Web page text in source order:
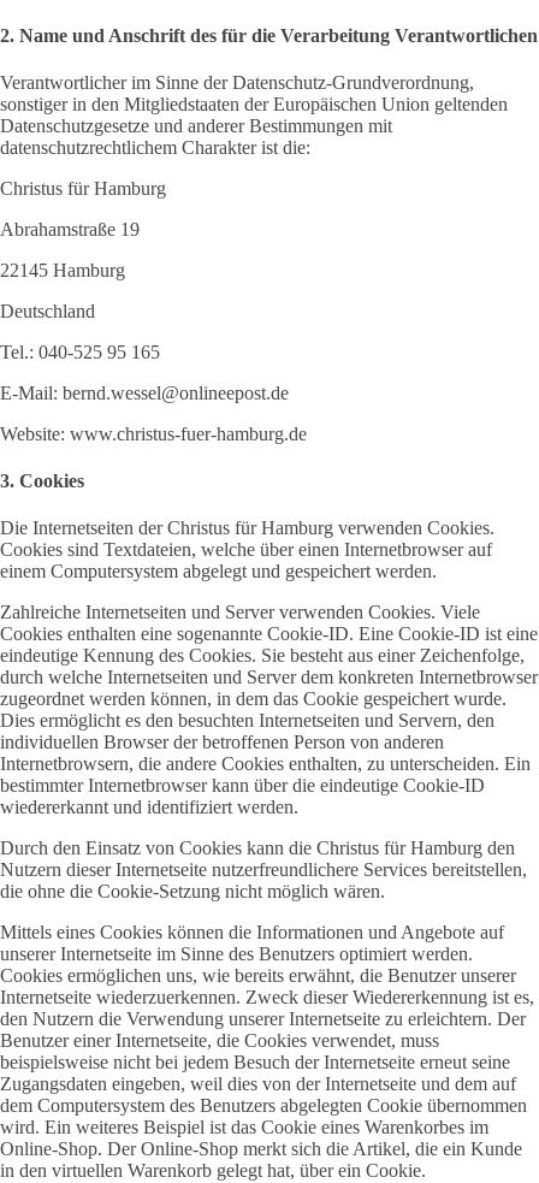
2. Name und Anschrift des für die Verarbeitung Verantwortlichen
Verantwortlicher im Sinne der Datenschutz-Grundverordnung,
sonstiger in den Mitgliedstaaten der Europäischen Union geltenden
Datenschutzgesetze und anderer Bestimmungen mit
datenschutzrechtlichem Charakter ist die:
Christus für Hamburg
Abrahamstraße 19
22145 Hamburg
Deutschland
Tel.: 040-525 95 165
E-Mail: bernd.wessel@onlineepost.de
Website: www.christus-fuer-hamburg.de
3. Cookies
Die Internetseiten der Christus für Hamburg verwenden Cookies.
Cookies sind Textdateien, welche über einen Internetbrowser auf
einem Computersystem abgelegt und gespeichert werden.
Zahlreiche Internetseiten und Server verwenden Cookies. Viele
Cookies enthalten eine sogenannte Cookie-ID. Eine Cookie-ID ist eine
eindeutige Kennung des Cookies. Sie besteht aus einer Zeichenfolge,
durch welche Internetseiten und Server dem konkreten Internetbrowser
zugeordnet werden können, in dem das Cookie gespeichert wurde.
Dies ermöglicht es den besuchten Internetseiten und Servern, den
individuellen Browser der betroffenen Person von anderen
Internetbrowsern, die andere Cookies enthalten, zu unterscheiden. Ein
bestimmter Internetbrowser kann über die eindeutige Cookie-ID
wiedererkannt und identifiziert werden.
Durch den Einsatz von Cookies kann die Christus für Hamburg den
Nutzern dieser Internetseite nutzerfreundlichere Services bereitstellen,
die ohne die Cookie-Setzung nicht möglich wären.
Mittels eines Cookies können die Informationen und Angebote auf
unserer Internetseite im Sinne des Benutzers optimiert werden.
Cookies ermöglichen uns, wie bereits erwähnt, die Benutzer unserer
Internetseite wiederzuerkennen. Zweck dieser Wiedererkennung ist es,
den Nutzern die Verwendung unserer Internetseite zu erleichtern. Der
Benutzer einer Internetseite, die Cookies verwendet, muss
beispielsweise nicht bei jedem Besuch der Internetseite erneut seine
Zugangsdaten eingeben, weil dies von der Internetseite und dem auf
dem Computersystem des Benutzers abgelegten Cookie übernommen
wird. Ein weiteres Beispiel ist das Cookie eines Warenkorbes im
Online-Shop. Der Online-Shop merkt sich die Artikel, die ein Kunde
in den virtuellen Warenkorb gelegt hat, über ein Cookie.